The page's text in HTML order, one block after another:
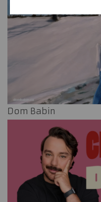
Dom Babin